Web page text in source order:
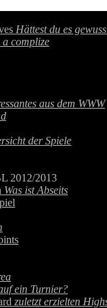
Hättest du es
a complize
aus dem WWW
der Spiele
2012/2013
Was ist Abseits
ein Turnier?
zuletzt erzielten